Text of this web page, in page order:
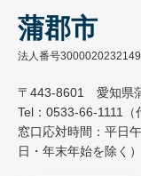
蒲郡市
法人番号3000020232149
〒443-8601 愛知県
Tel：0533-66-1111（
窓口応対時間：平日
日・年末年始を除く）